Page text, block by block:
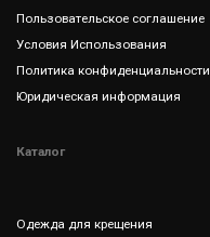
Пользовательское соглашение
Условия Использования
Политика конфиденциальности
Юридическая информация
Каталог
Одежда для крещения